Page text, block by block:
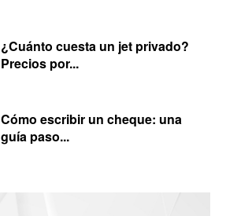
¿Cuánto cuesta un jet privado?
Precios por...
Cómo escribir un cheque: una
guía paso...